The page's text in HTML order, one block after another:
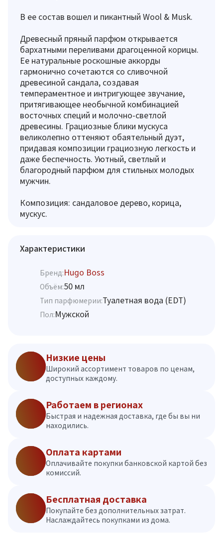
В ее состав вошел и пикантный Wool & Musk.
Древесный пряный парфюм открывается
бархатными переливами драгоценной корицы.
Ее натуральные роскошные аккорды
гармонично сочетаются со сливочной
древесиной сандала, создавая
темпераментное и интригующее звучание,
притягивающее необычной комбинацией
восточных специй и молочно-светлой
древесины. Грациозные блики мускуса
великолепно оттеняют обаятельный дуэт,
придавая композиции грациозную легкость и
даже беспечность. Уютный, светлый и
благородный парфюм для стильных молодых
мужчин.
Композиция: сандаловое дерево, корица,
мускус.
Характеристики
Бренд:Hugo Boss
Объём:50 мл
Тип парфюмерии:Туалетная вода (EDT)
Пол:Мужской
Низкие цены
Широкий ассортимент товаров по ценам,
доступных каждому.
Работаем в регионах
Быстрая и надежная доставка, где бы вы ни
находились.
Оплата картами
Оплачивайте покупки банковской картой без
комиссий.
Бесплатная доставка
Покупайте без дополнительных затрат.
Наслаждайтесь покупками из дома.